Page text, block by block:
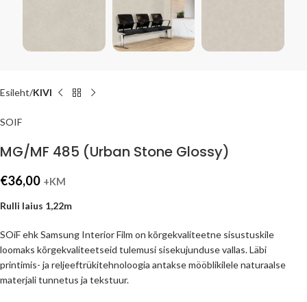
Esileht KIVI
SOIF
MG/MF 485 (Urban Stone Glossy)
€36,00 +KM
Rulli laius 1,22m
SOiF ehk Samsung Interior Film on kõrgekvaliteetne sisustuskile
loomaks kõrgekvaliteetseid tulemusi sisekujunduse vallas. Läbi
printimis- ja reljeeftrükitehnoloogia antakse mööblikilele naturaalse
materjali tunnetus ja tekstuur.